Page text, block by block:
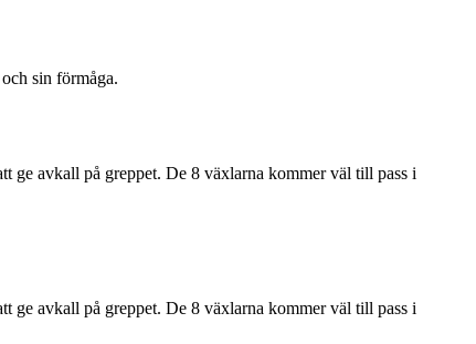
sin förmåga.
ge avkall på greppet. De 8 växlarna kommer väl till pass i
ge avkall på greppet. De 8 växlarna kommer väl till pass i